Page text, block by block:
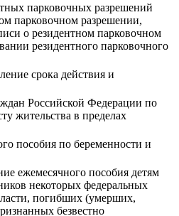
парковочных разрешений
парковочном разрешении,
о резидентном парковочном
резидентного парковочного
срока действия и
Российской Федерации по
жительства в пределах
пособия по беременности и
ежемесячного пособия детям
некоторых федеральных
погибших (умерших,
безвестно